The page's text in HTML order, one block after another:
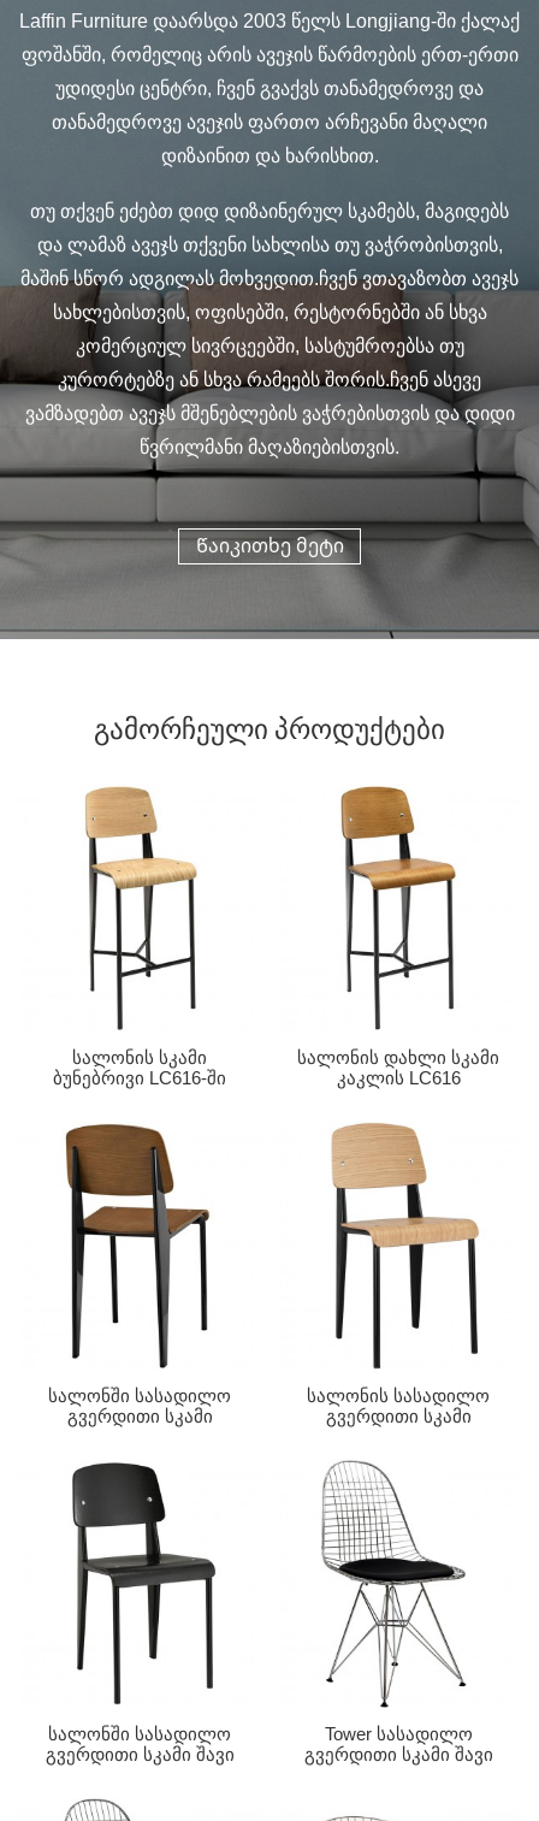
Laffin Furniture დაარსდა 2003 წელს Longjiang-ში ქალაქ
ფოშანში, რომელიც არის ავეჯის წარმოების ერთ-ერთი
უდიდესი ცენტრი, ჩვენ გვაქვს თანამედროვე და
თანამედროვე ავეჯის ფართო არჩევანი მაღალი
დიზაინით და ხარისხით.
თუ თქვენ ეძებთ დიდ დიზაინერულ სკამებს, მაგიდებს
და ლამაზ ავეჯს თქვენი სახლისა თუ ვაჭრობისთვის,
მაშინ სწორ ადგილას მოხვედით.ჩვენ ვთავაზობთ ავეჯს
სახლებისთვის, ოფისებში, რესტორნებში ან სხვა
კომერციულ სივრცეებში, სასტუმროებსა თუ
კურორტებზე ან სხვა რამეებს შორის.ჩვენ ასევე
ვამზადებთ ავეჯს მშენებლების ვაჭრებისთვის და დიდი
წვრილმანი მაღაზიებისთვის.
Წაიკითხე მეტი
ᲒᲐᲛᲝᲠᲩᲔᲣᲚᲘ ᲞᲠᲝᲓᲣᲥᲢᲔᲑᲘ
Სალონის Სკამი
Ბუნებრივი LC616-Ში
Სალონის Დახლი Სკამი
Კაკლის LC616
Სალონში Სასადილო
Გვერდითი Სკამი
Სალონის Სასადილო
Გვერდითი Სკამი
Სალონში Სასადილო
Გვერდითი Სკამი Შავი
Tower Სასადილო
Გვერდითი Სკამი Შავი